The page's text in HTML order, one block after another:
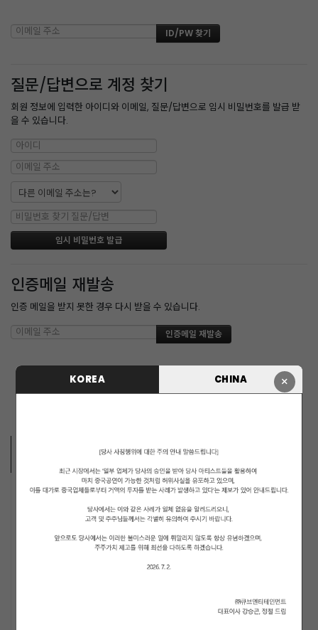
×
KOREA CHINA
질문/답변으로 계정 찾기
회원 정보에 입력한 아이디와 이메일, 질문/답변으로 임시 비밀번호를 발급 받
을 수 있습니다.
인증메일 재발송
인증 메일을 받지 못한 경우 다시 받을 수 있습니다.
MUSICIANS
PENTAGON
i-dle (아이들)